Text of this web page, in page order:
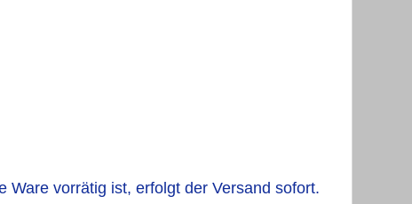
Ware vorrätig ist, erfolgt der Versand sofort.